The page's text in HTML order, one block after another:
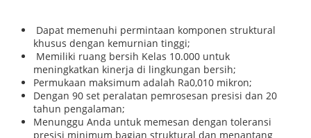
Dapat memenuhi permintaan komponen struktural
khusus dengan kemurnian tinggi;
Memiliki ruang bersih Kelas 10.000 untuk
meningkatkan kinerja di lingkungan bersih;
Permukaan maksimum adalah Ra0,010 mikron;
Dengan 90 set peralatan pemrosesan presisi dan 20
tahun pengalaman;
Menunggu Anda untuk memesan dengan toleransi
presisi minimum bagian struktural dan menantang